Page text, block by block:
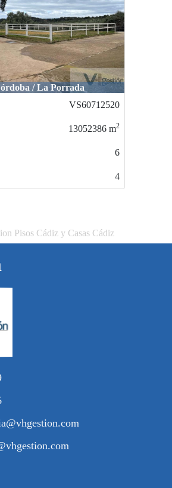
/ La Porrada
VS60712520
13052386 m2
6
4
Pisos Cádiz y Casas Cádiz